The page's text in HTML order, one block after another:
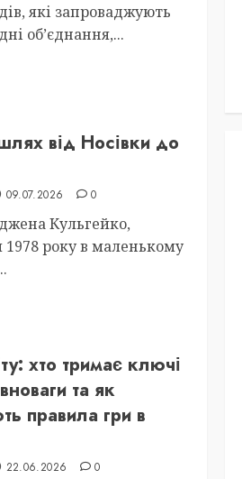
які запроваджують
об’єднання,...
від Носівки до
09.07.2026 0
Кульгейко,
року в маленькому
хто тримає ключі
та як
правила гри в
22.06.2026 0